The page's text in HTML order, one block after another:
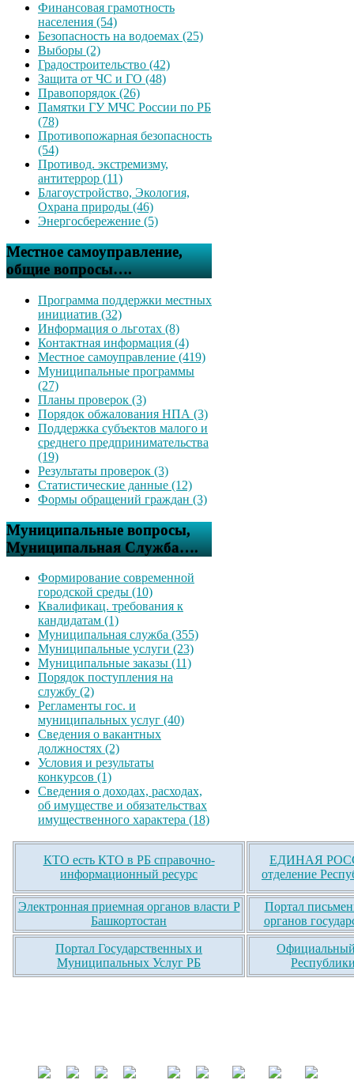
Финансовая грамотность
населения (54)
Безопасность на водоемах (25)
Выборы (2)
Градостроительство (42)
Защита от ЧС и ГО (48)
Правопорядок (26)
Памятки ГУ МЧС России по РБ
(78)
Противопожарная безопасность
(54)
Противод. экстремизму,
антитеррор (11)
Благоустройство, Экология,
Охрана природы (46)
Энергосбережение (5)
Местное самоуправление,
общие вопросы….
Программа поддержки местных
инициатив (32)
Информация о льготах (8)
Контактная информация (4)
Местное самоуправление (419)
Муниципальные программы
(27)
Планы проверок (3)
Порядок обжалования НПА (3)
Поддержка субъектов малого и
среднего предпринимательства
(19)
Результаты проверок (3)
Статистические данные (12)
Формы обращений граждан (3)
Муниципальные вопросы,
Муниципальная Служба….
Формирование современной
городской среды (10)
Квалификац. требования к
кандидатам (1)
Муниципальная служба (355)
Муниципальные услуги (23)
Муниципальные заказы (11)
Порядок поступления на
службу (2)
Регламенты гос. и
муниципальных услуг (40)
Сведения о вакантных
должностях (2)
Условия и результаты
конкурсов (1)
Сведения о доходах, расходах,
об имуществе и обязательствах
имущественного характера (18)
КТО есть КТО в РБ справочно-
информационный ресурс
ЕДИНАЯ
отделение
Электронная приемная органов власти Р
Башкортостан
Портал
органов
Портал Государственных и
Муниципальных Услуг РБ
Официальный